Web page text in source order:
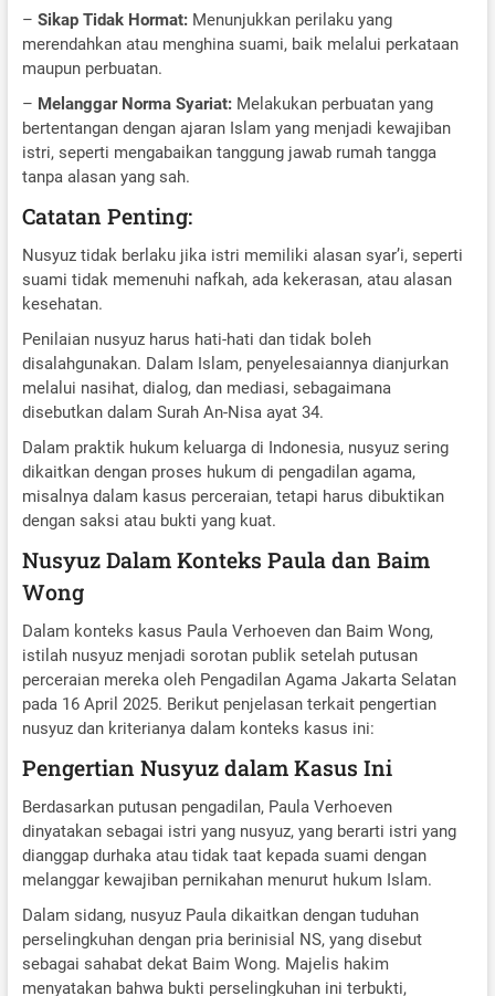
– Sikap Tidak Hormat:Menunjukkan perilaku yang
merendahkan atau menghina suami, baik melalui perkataan
maupun perbuatan.
– Melanggar Norma Syariat:Melakukan perbuatan yang
bertentangan dengan ajaran Islam yang menjadi kewajiban
istri, seperti mengabaikan tanggung jawab rumah tangga
tanpa alasan yang sah.
Catatan Penting:
Nusyuz tidak berlaku jika istri memiliki alasan syar’i, seperti
suami tidak memenuhi nafkah, ada kekerasan, atau alasan
kesehatan.
Penilaian nusyuz harus hati-hati dan tidak boleh
disalahgunakan. Dalam Islam, penyelesaiannya dianjurkan
melalui nasihat, dialog, dan mediasi, sebagaimana
disebutkan dalam Surah An-Nisa ayat 34.
Dalam praktik hukum keluarga di Indonesia, nusyuz sering
dikaitkan dengan proses hukum di pengadilan agama,
misalnya dalam kasus perceraian, tetapi harus dibuktikan
dengan saksi atau bukti yang kuat.
Nusyuz Dalam Konteks Paula dan Baim
Wong
Dalam konteks kasus Paula Verhoeven dan Baim Wong,
istilah nusyuz menjadi sorotan publik setelah putusan
perceraian mereka oleh Pengadilan Agama Jakarta Selatan
pada 16 April 2025. Berikut penjelasan terkait pengertian
nusyuz dan kriterianya dalam konteks kasus ini:
Pengertian Nusyuz dalam Kasus Ini
Berdasarkan putusan pengadilan, Paula Verhoeven
dinyatakan sebagai istri yang nusyuz, yang berarti istri yang
dianggap durhaka atau tidak taat kepada suami dengan
melanggar kewajiban pernikahan menurut hukum Islam.
Dalam sidang, nusyuz Paula dikaitkan dengan tuduhan
perselingkuhan dengan pria berinisial NS, yang disebut
sebagai sahabat dekat Baim Wong. Majelis hakim
menyatakan bahwa bukti perselingkuhan ini terbukti,